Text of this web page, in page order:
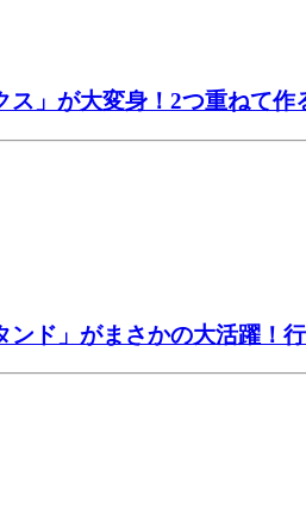
ス」が大変身！2つ重ねて
ンド」がまさかの大活躍